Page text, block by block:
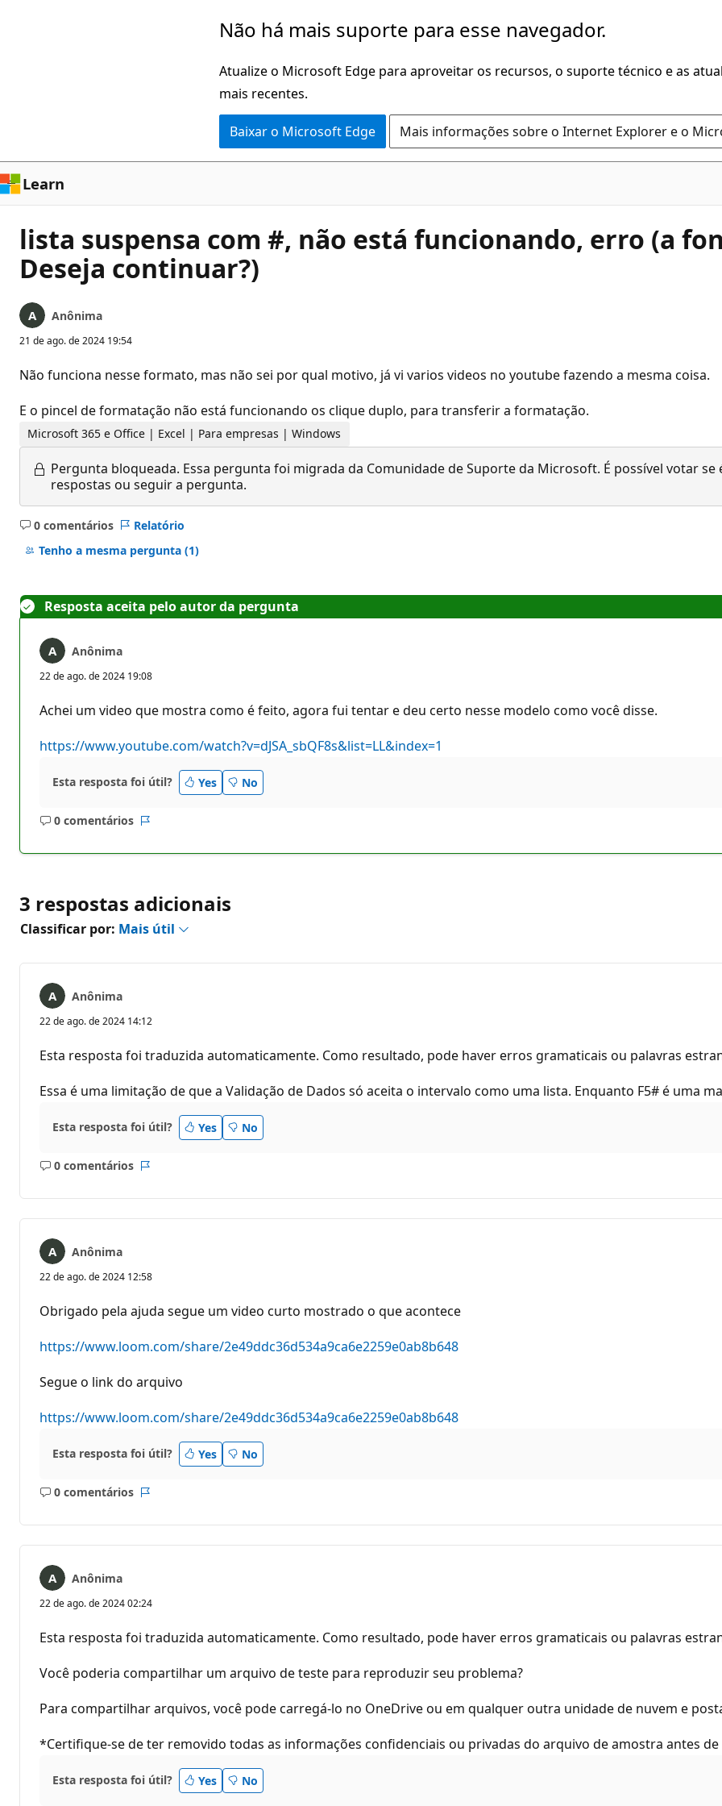
Não há mais suporte para esse navegador.
Atualize o Microsoft Edge para aproveitar os recursos, o suporte técnico e as
mais recentes.
Baixar o Microsoft Edge Mais informações sobre o Internet Explorer e o
Learn
lista suspensa com #, não está funcionando, erro (a
Deseja continuar?)
Anônima
21 de ago. de 2024 19:54
Não funciona nesse formato, mas não sei por qual motivo, já vi varios videos no youtube fazendo a mesma coisa.
E o pincel de formatação não está funcionando os clique duplo, para transferir a formatação.
Microsoft 365 e Office | Excel | Para empresas | Windows
Pergunta bloqueada. Essa pergunta foi migrada da Comunidade de Suporte da Microsoft. É possível votar
respostas ou seguir a pergunta.
0 comentários
Sem
comentários
Relatório
Tenho a mesma pergunta (1)
Resposta aceita pelo autor da pergunta
Anônima
22 de ago. de 2024 19:08
Achei um video que mostra como é feito, agora fui tentar e deu certo nesse modelo como você disse.
https://www.youtube.com/watch?v=dJSA_sbQF8s&list=LL&index=1
Esta resposta foi útil? Yes No
0 comentários
Sem
3 respostas adicionais
Classificar por: Mais útil
Anônima
22 de ago. de 2024 14:12
Esta resposta foi traduzida automaticamente. Como resultado, pode haver erros gramaticais ou palavras
Essa é uma limitação de que a Validação de Dados só aceita o intervalo como uma lista. Enquanto F5# é uma
Esta resposta foi útil? Yes No
0 comentários
Sem
Anônima
22 de ago. de 2024 12:58
Obrigado pela ajuda segue um video curto mostrado o que acontece
https://www.loom.com/share/2e49ddc36d534a9ca6e2259e0ab8b648
Segue o link do arquivo
https://www.loom.com/share/2e49ddc36d534a9ca6e2259e0ab8b648
Esta resposta foi útil? Yes No
0 comentários
Sem
Anônima
22 de ago. de 2024 02:24
Esta resposta foi traduzida automaticamente. Como resultado, pode haver erros gramaticais ou palavras
Você poderia compartilhar um arquivo de teste para reproduzir seu problema?
Para compartilhar arquivos, você pode carregá-lo no OneDrive ou em qualquer outra unidade de nuvem e
*Certifique-se de ter removido todas as informações confidenciais ou privadas do arquivo de amostra antes
Esta resposta foi útil? Yes No